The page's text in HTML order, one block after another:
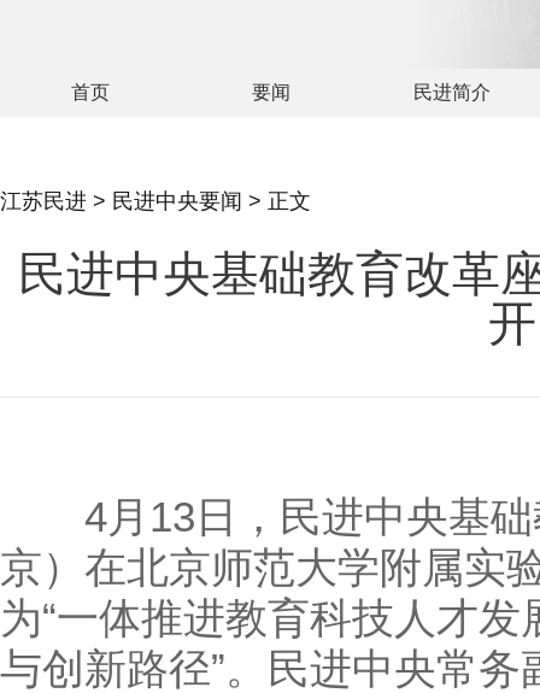
首页 要闻 民进简介
江苏民进 > 民进中央要闻 > 正文
民进中央基础教育改革
开
4月13日，民进中央基础
京）在北京师范大学附属实
为“一体推进教育科技人才
与创新路径”。民进中央常